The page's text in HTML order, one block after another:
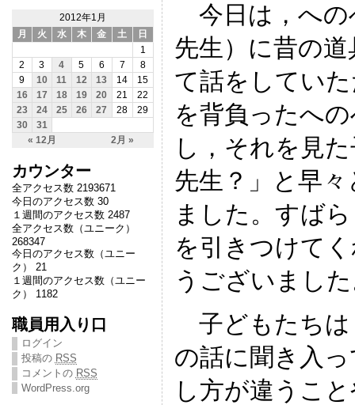
2012年1月
月
火 水 木 金 土 日
« 12月 2月 »
1
2
3 4 5 6 7
8
9
10 11 12 13 14
15
16
17 18 19 20 21
22
23
24 25 26 27 28
29
30
31
カウンター
全アクセス数 2193671
今日のアクセス数 30
１週間のアクセス数 2487
全アクセス数（ユニーク）
268347
今日のアクセス数（ユニー
ク） 21
１週間のアクセス数（ユニー
ク） 1182
職員用入り口
ログイン
投稿の RSS
コメントの RSS
WordPress.org
今日は，への
先生）に昔の
て話をしてい
を背負ったへ
し，それを見
先生？」と早
ました。すば
を引きつけて
うございまし
子どもたちは
の話に聞き入
し方が違うこ